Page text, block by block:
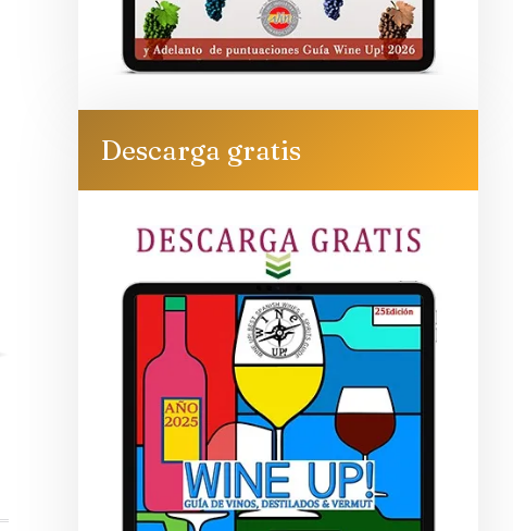
Descarga gratis